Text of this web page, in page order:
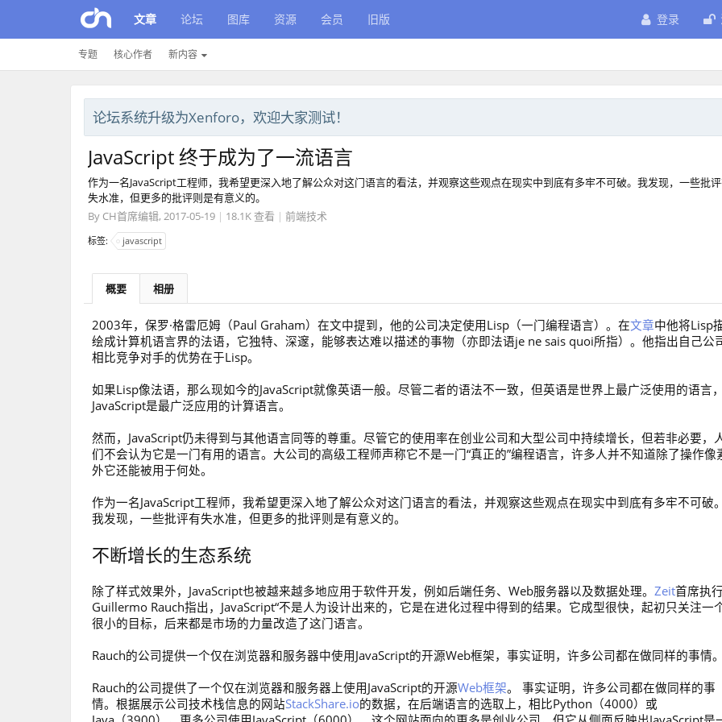
文章
专题 核心作者 新内容
论坛 图库 资源 会员 旧版 登录
论坛系统升级为Xenforo，欢迎大家测试！
JavaScript 终于成为了一流语言
作为一名JavaScript工程师，我希望更深入地了解公众对这门语言的看法，并观察这些观点在现实中到底有多牢不可破。我发现，一些批
失水准，但更多的批评则是有意义的。
By CH首席编辑, 2017-05-19 | 18.1K 查看 | 前端技术
标签: javascript
概要 相册
2003年，保罗·格雷厄姆（Paul Graham）在文中提到，他的公司决定使用Lisp（一门编程语言）。在文章中他将Lisp
绘成计算机语言界的法语，它独特、深邃，能够表达难以描述的事物（亦即法语je ne sais quoi所指）。他指出自己公
相比竞争对手的优势在于Lisp。
如果Lisp像法语，那么现如今的JavaScript就像英语一般。尽管二者的语法不一致，但英语是世界上最广泛使用的语言
JavaScript是最广泛应用的计算语言。
然而，JavaScript仍未得到与其他语言同等的尊重。尽管它的使用率在创业公司和大型公司中持续增长，但若非必要，
们不会认为它是一门有用的语言。大公司的高级工程师声称它不是一门“真正的”编程语言，许多人并不知道除了操作像
外它还能被用于何处。
作为一名JavaScript工程师，我希望更深入地了解公众对这门语言的看法，并观察这些观点在现实中到底有多牢不可破
我发现，一些批评有失水准，但更多的批评则是有意义的。
不断增长的生态系统
除了样式效果外，JavaScript也被越来越多地应用于软件开发，例如后端任务、Web服务器以及数据处理。 Zeit首席执
Guillermo Rauch指出，JavaScript“不是人为设计出来的，它是在进化过程中得到的结果。它成型很快，起初只关注一
很小的目标，后来都是市场的力量改造了这门语言。
Rauch的公司提供一个仅在浏览器和服务器中使用JavaScript的开源Web框架，事实证明，许多公司都在做同样的事情
Rauch的公司提供了一个仅在浏览器和服务器上使用JavaScript的开源Web框架。 事实证明，许多公司都在做同样的事
情。根据展示公司技术栈信息的网站StackShare.io的数据，在后端语言的选取上，相比Python（4000）或